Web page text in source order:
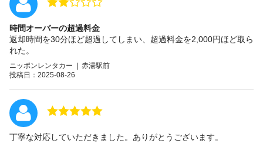
時間オーバーの超過料金
返却時間を30分ほど超過してしまい、超過料金を2,000円ほど取ら
れた。
ニッポンレンタカー | 赤湯駅前
投稿日：2025-08-26
丁寧な対応していただきました。ありがとうございます。